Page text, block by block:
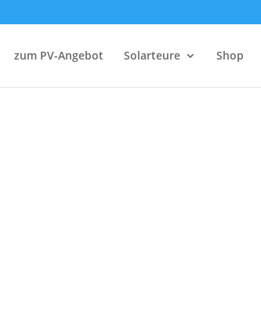
zum PV-Angebot Solarteure Shop